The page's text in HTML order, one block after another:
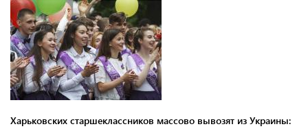
Харьковских старшеклассников массово вывозят из Украины: